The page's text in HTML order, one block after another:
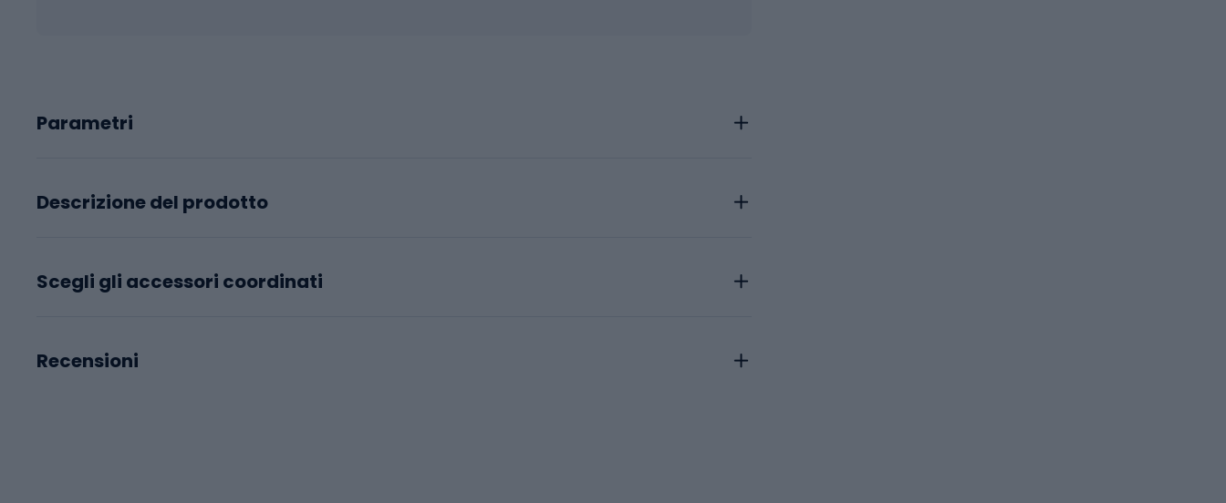
Parametri
Descrizione del prodotto
Scegli gli accessori coordinati
Recensioni